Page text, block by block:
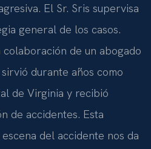
El Sr. Sris supervisa
general de los casos.
colaboración de un abogado
durante años como
de Virginia y recibió
de accidentes. Esta
del accidente nos da